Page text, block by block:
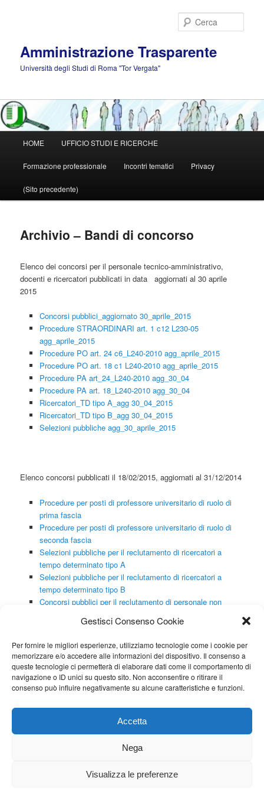
Gestisci Consenso Cookie
Per fornire le migliori esperienze, utilizziamo tecnologie come i cookie per
memorizzare e/o accedere alle informazioni del dispositivo. Il consenso a
queste tecnologie ci permetterà di elaborare dati come il comportamento di
navigazione o ID unici su questo sito. Non acconsentire o ritirare il
consenso può influire negativamente su alcune caratteristiche e funzioni.
Accetta
Nega
Visualizza le preferenze
Amministrazione Trasparente
Università degli Studi di Roma "Tor Vergata"
HOME UFFICIO STUDI E RICERCHE
Formazione professionale Incontri tematici Privacy
(Sito precedente)
Archivio – Bandi di concorso
Elenco dei concorsi per il personale tecnico-amministrativo,
docenti e ricercatori pubblicati in data aggiornati al 30 aprile
2015
Concorsi pubblici_aggiornato 30_aprile_2015
Procedure STRAORDINARI art. 1 c12 L230-05
agg_aprile_2015
Procedure PO art. 24 c6_L240-2010 agg_aprile_2015
Procedure PO art. 18 c1 L240-2010 agg_aprile_2015
Procedure PA art_24_L240-2010 agg_30_04
Procedure PA art. 18_L240-2010 agg_30_04
Ricercatori_TD tipo A_agg 30_04_2015
Ricercatori_TD tipo B_agg 30_04_2015
Selezioni pubbliche agg_30_aprile_2015
Elenco concorsi pubblicati il 18/02/2015, aggiornati al 31/12/2014
Procedure per posti di professore universitario di ruolo di
prima fascia
Procedure per posti di professore universitario di ruolo di
seconda fascia
Selezioni pubbliche per il reclutamento di ricercatori a
tempo determinato tipo A
Selezioni pubbliche per il reclutamento di ricercatori a
tempo determinato tipo B
Concorsi pubblici per il reclutamento di personale non
Selezioni pubbliche per il reclutamento di personale non
CONTATORE VISITE
Proudly powered by WordPress